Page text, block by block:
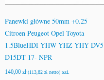
Panewki główne 50mm +0.25
Citroen Peugeot Opel Toyota
1.5BlueHDI YHW YHZ YHY DV5
D15DT 17- NPR
140,00 zł (113,82 zł netto) szt.